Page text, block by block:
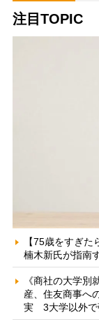
注目TOPIC
【75歳をすぎ
楠木新氏が指南
《商社の大学
産、住友商事へ
実 3大学以外で